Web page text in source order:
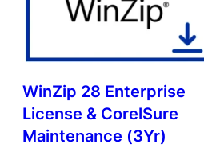
WinZip 28 Enterprise
License & CorelSure
Maintenance (3Yr)